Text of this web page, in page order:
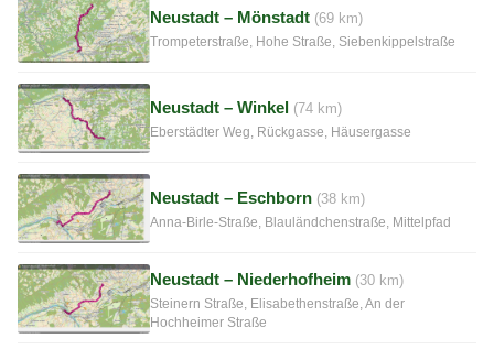
Neustadt – Mönstadt (69 km)
Trompeterstraße, Hohe Straße, Siebenkippelstraße
Neustadt – Winkel (74 km)
Eberstädter Weg, Rückgasse, Häusergasse
Neustadt – Eschborn (38 km)
Anna-Birle-Straße, Blauländchenstraße, Mittelpfad
Neustadt – Niederhofheim (30 km)
Steinern Straße, Elisabethenstraße, An der
Hochheimer Straße